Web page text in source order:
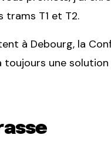
trams T1 et T2.
à Debourg, la
toujours une